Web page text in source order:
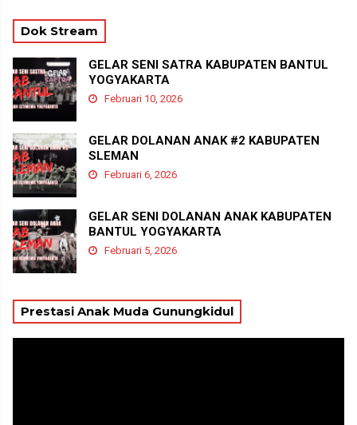
Dok Stream
GELAR SENI SATRA KABUPATEN BANTUL
YOGYAKARTA
Februari 10, 2026
GELAR DOLANAN ANAK #2 KABUPATEN
SLEMAN
Februari 6, 2026
GELAR SENI DOLANAN ANAK KABUPATEN
BANTUL YOGYAKARTA
Februari 5, 2026
Prestasi Anak Muda Gunungkidul